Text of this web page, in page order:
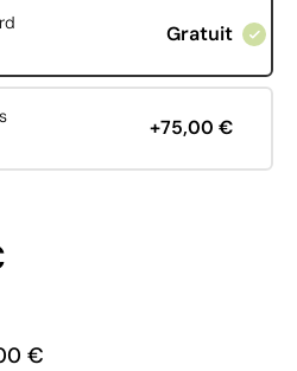
Gratuit
+75,00 €
€